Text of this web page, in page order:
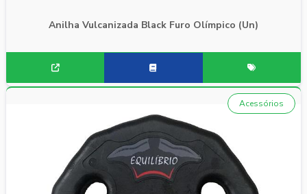
Anilha Vulcanizada Black Furo Olímpico (Un)
Acessórios